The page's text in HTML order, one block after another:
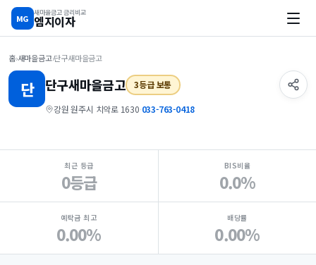
MG
새마을금고 금리비교
엠지이자
홈›새마을금고›단구새마을금고
단 단구새마을금고 3등급 보통
강원 원주시 치악로 1630·033-763-0418
지점 핵심 지표 요약
최근 등급
0등급
BIS비율
0.0%
예탁금 최고
0.00%
배당률
0.00%